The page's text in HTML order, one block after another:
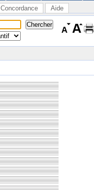
Concordance Aide